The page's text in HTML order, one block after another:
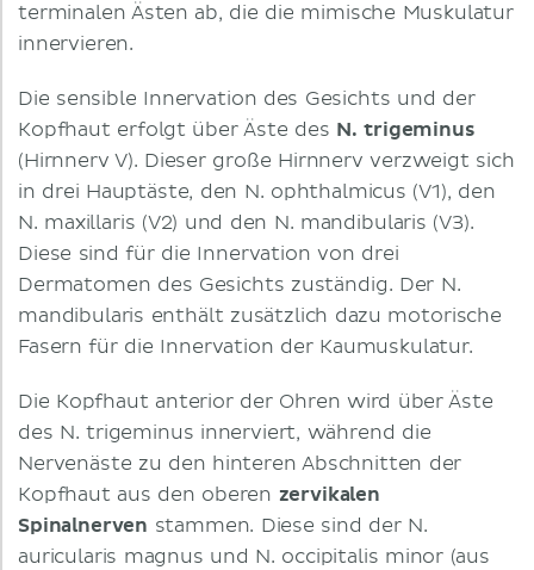
terminalen Ästen ab, die die mimische Muskulatur
innervieren.
Die sensible Innervation des Gesichts und der
Kopfhaut erfolgt über Äste des N. trigeminus
(Hirnnerv V). Dieser große Hirnnerv verzweigt sich
in drei Hauptäste, den N. ophthalmicus (V1), den
N. maxillaris (V2) und den N. mandibularis (V3).
Diese sind für die Innervation von drei
Dermatomen des Gesichts zuständig. Der N.
mandibularis enthält zusätzlich dazu motorische
Fasern für die Innervation der Kaumuskulatur.
Die Kopfhaut anterior der Ohren wird über Äste
des N. trigeminus innerviert, während die
Nervenäste zu den hinteren Abschnitten der
Kopfhaut aus den oberen zervikalen
Spinalnerven stammen. Diese sind der N.
auricularis magnus und N. occipitalis minor (aus